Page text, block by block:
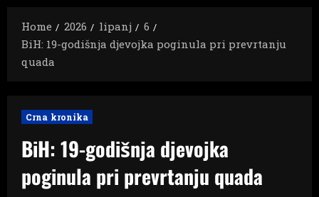
Home
2026 lipanj
6
BiH: 19-godišnja djevojka poginula pri prevrtanju
quada
Crna kronika
BiH: 19-godišnja djevojka
poginula pri prevrtanju quada